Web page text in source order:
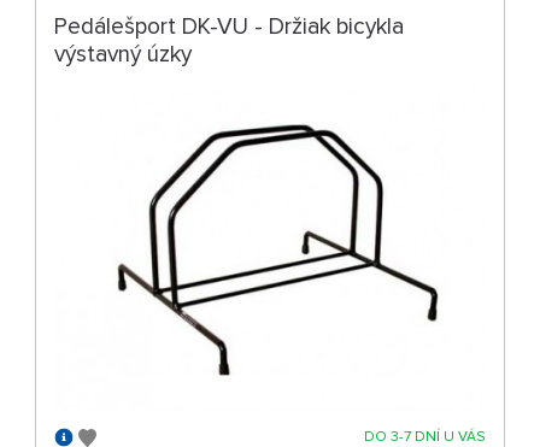
Pedálešport DK-VU - Držiak bicykla
výstavný úzky
DO 3-7 DNÍ U VÁS